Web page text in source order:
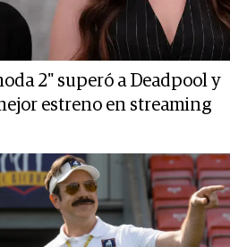
2" superó a Deadpool y
estreno en streaming